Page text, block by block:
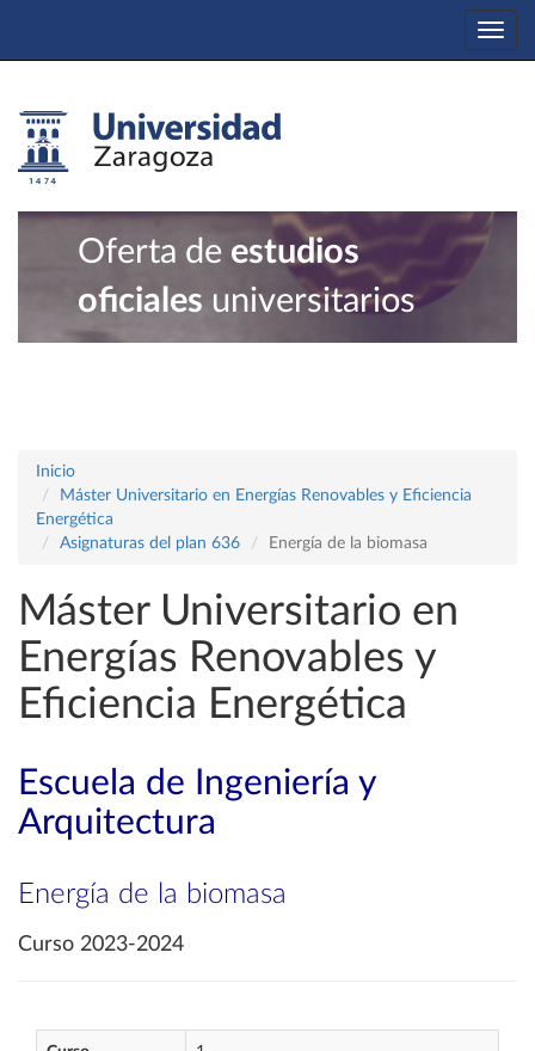
Oferta de estudios
oficiales universitarios
Inicio
Máster Universitario en Energías Renovables y Eficiencia
Energética
Asignaturas del plan 636
Energía de la biomasa
Máster Universitario en
Energías Renovables y
Eficiencia Energética
Escuela de Ingeniería y
Arquitectura
Energía de la biomasa
Curso 2023-2024